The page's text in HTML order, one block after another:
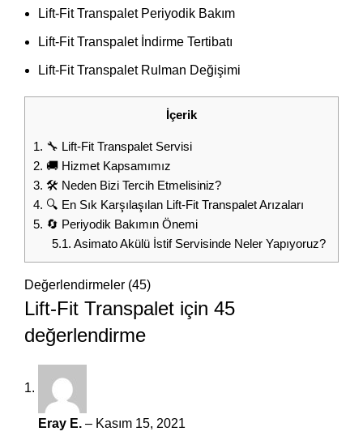
Lift-Fit Transpalet Periyodik Bakım
Lift-Fit Transpalet İndirme Tertibatı
Lift-Fit Transpalet Rulman Değişimi
İçerik
1. 🔧 Lift-Fit Transpalet Servisi
2. 🚚 Hizmet Kapsamımız
3. 🛠️ Neden Bizi Tercih Etmelisiniz?
4. 🔍 En Sık Karşılaşılan Lift-Fit Transpalet Arızaları
5. 🔄 Periyodik Bakımın Önemi
5.1. Asimato Akülü İstif Servisinde Neler Yapıyoruz?
Değerlendirmeler (45)
Lift-Fit Transpalet için 45
değerlendirme
Eray E. – Kasım 15, 2021